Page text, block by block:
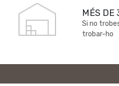
MÉS DE
Si no
trobar-ho